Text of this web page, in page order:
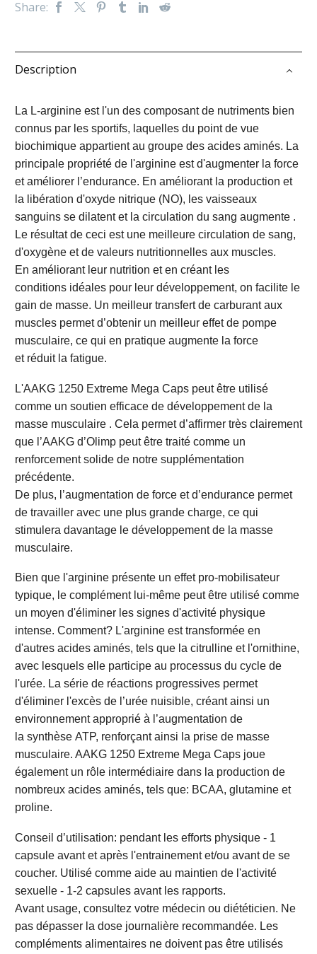
Share:
Description
La L-arginine est l'un des composant de nutriments bien
connus par les sportifs, laquelles du point de vue
biochimique appartient au groupe des acides aminés. La
principale propriété de l'arginine est d'augmenter la force
et améliorer l’endurance. En améliorant la production et
la libération d'oxyde nitrique (NO), les vaisseaux
sanguins se dilatent et la circulation du sang augmente .
Le résultat de ceci est une meilleure circulation de sang,
d'oxygène et de valeurs nutritionnelles aux muscles.
En améliorant leur nutrition et en créant les
conditions idéales pour leur développement, on facilite le
gain de masse. Un meilleur transfert de carburant aux
muscles permet d’obtenir un meilleur effet de pompe
musculaire, ce qui en pratique augmente la force
et réduit la fatigue.
L'AAKG 1250 Extreme Mega Caps peut être utilisé
comme un soutien efficace de développement de la
masse musculaire . Cela permet d’affirmer très clairement
que l’AAKG d’Olimp peut être traité comme un
renforcement solide de notre supplémentation
précédente.
De plus, l’augmentation de force et d’endurance permet
de travailler avec une plus grande charge, ce qui
stimulera davantage le développement de la masse
musculaire.
Bien que l'arginine présente un effet pro-mobilisateur
typique, le complément lui-même peut être utilisé comme
un moyen d'éliminer les signes d'activité physique
intense. Comment? L'arginine est transformée en
d'autres acides aminés, tels que la citrulline et l'ornithine,
avec lesquels elle participe au processus du cycle de
l'urée. La série de réactions progressives permet
d'éliminer l'excès de l’urée nuisible, créant ainsi un
environnement approprié à l’augmentation de
la synthèse ATP, renforçant ainsi la prise de masse
musculaire. AAKG 1250 Extreme Mega Caps joue
également un rôle intermédiaire dans la production de
nombreux acides aminés, tels que: BCAA, glutamine et
proline.
Conseil d’utilisation: pendant les efforts physique - 1
capsule avant et après l'entrainement et/ou avant de se
coucher. Utilisé comme aide au maintien de l'activité
sexuelle - 1-2 capsules avant les rapports.
Avant usage, consultez votre médecin ou diététicien. Ne
pas dépasser la dose journalière recommandée. Les
compléments alimentaires ne doivent pas être utilisés